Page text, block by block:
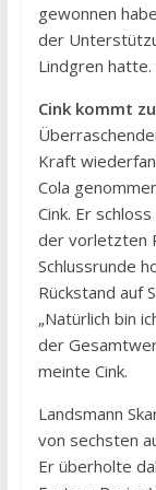
gewonnen
der
Lindgren hatte.
Cink kommt
Kraft
Cola
Cink. Er
der vorletzten
Schlussrunde
Rückstand auf
„Natürlich bin
der
meinte Cink.
Landsmann
von sechsten
Er überholte